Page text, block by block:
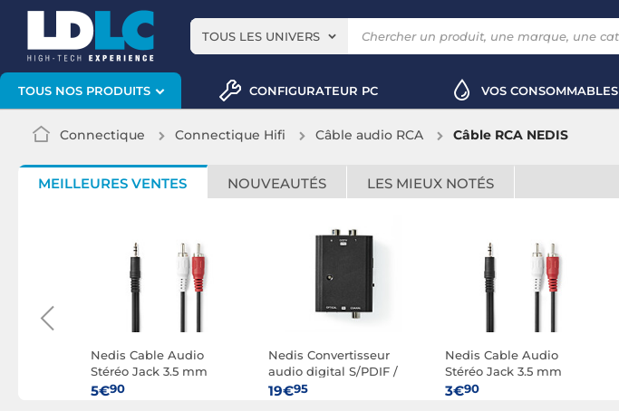
TOUS LES UNIVERS
TOUS NOS PRODUITS CONFIGURATEUR PC VOS CONSOMMABLES
Connectique Connectique Hifi Câble audio RCA Câble RCA NEDIS
MEILLEURES VENTES NOUVEAUTÉS LES MIEUX NOTÉS
Nedis Cable Audio
Stéréo Jack 3.5 mm
mâle vers 2x RCA mâle -
5€90
Nedis Convertisseur
audio digital S/PDIF /
TosLink vers 2x RCA
19€95
Nedis Cable Audio
Stéréo Jack 3.5 mm
mâle vers 2x RCA mâle -
3€90